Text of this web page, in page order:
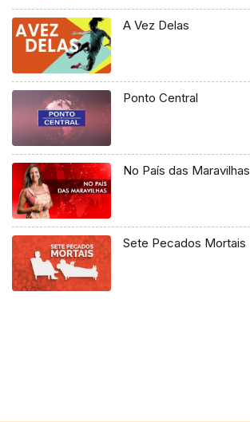
A Vez Delas
Ponto Central
No País das Maravilhas
Sete Pecados Mortais